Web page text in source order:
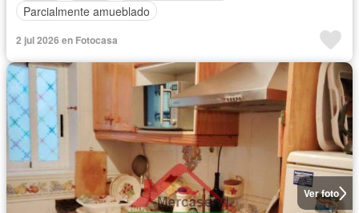
Parcialmente amueblado
2 jul 2026 en Fotocasa
Ver foto